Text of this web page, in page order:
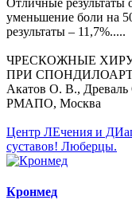
Отличные результаты
уменьшение боли на
результаты – 11,7%.....
ЧРЕСКОЖНЫЕ
ПРИ
Акатов О. В.,
РМАПО, Москва
Центр ЛЕчения и
суставов! Люберцы.
Кронмед